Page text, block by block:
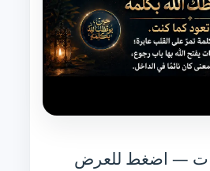
— اضغط للعرض